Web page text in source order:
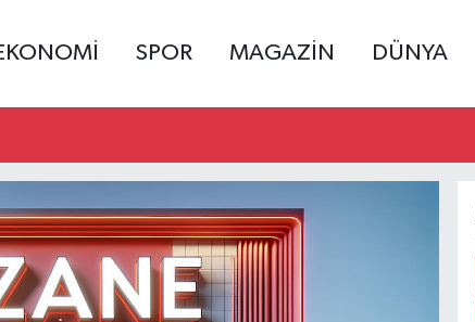
SPOR MAGAZİN DÜNYA